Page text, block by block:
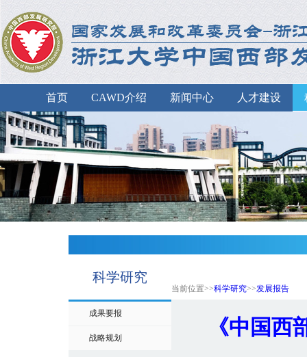
首页 CAWD介绍 新闻中心 人才建设
科学研究
当前位置>>科学研究>>发展报告
成果要报
战略规划 《中国